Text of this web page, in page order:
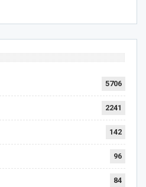
5706
2241
142
96
84